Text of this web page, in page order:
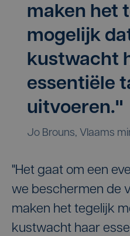
maken het
mogelijk
kustwacht
essentiële
uitvoeren."
Jo Brouns, Vlaams
"Het gaat om een
we beschermen de
maken het tegelijk
kustwacht haar